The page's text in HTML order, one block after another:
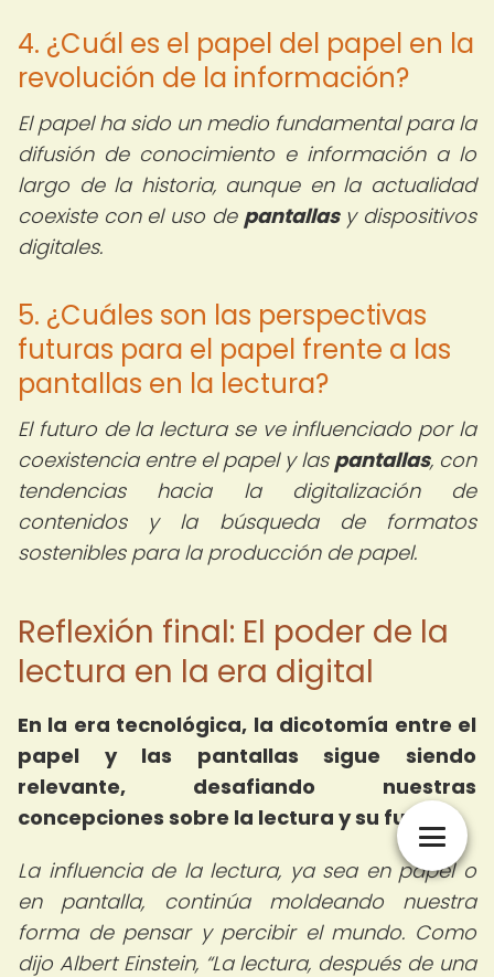
4. ¿Cuál es el papel del papel en la
revolución de la información?
El papel ha sido un medio fundamental para la
difusión de conocimiento e información a lo
largo de la historia, aunque en la actualidad
coexiste con el uso de pantallasy dispositivos
digitales.
5. ¿Cuáles son las perspectivas
futuras para el papel frente a las
pantallas en la lectura?
El futuro de la lectura se ve influenciado por la
coexistencia entre el papel y las pantallas, con
tendencias hacia la digitalización de
contenidos y la búsqueda de formatos
sostenibles para la producción de papel.
Reflexión final: El poder de la
lectura en la era digital
En la era tecnológica, la dicotomía entre el
papel y las pantallas sigue siendo
relevante, desafiando nuestras
concepciones sobre la lectura y su futuro.
La influencia de la lectura, ya sea en papel o
en pantalla, continúa moldeando nuestra
forma de pensar y percibir el mundo. Como
dijo Albert Einstein, La lectura, después de una